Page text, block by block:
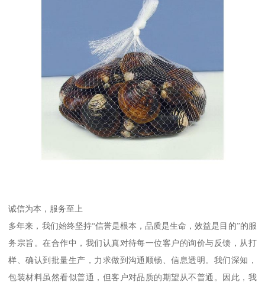
诚信为本，服务至上
多年来，我们始终坚持“信誉是根本，品质是生命，效益是目的”的服
务宗旨。在合作中，我们认真对待每一位客户的询价与反馈，从打
样、确认到批量生产，力求做到沟通顺畅、信息透明。我们深知，
包装材料虽然看似普通，但客户对品质的期望从不普通。因此，我